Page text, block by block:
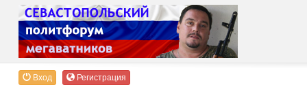
Вход Регистрация